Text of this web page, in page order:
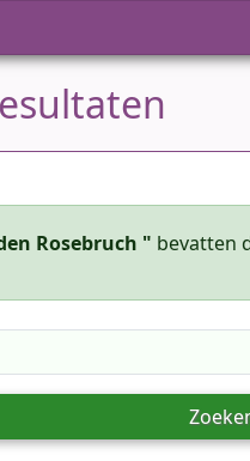
Rosebruch " bevatten